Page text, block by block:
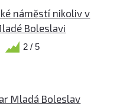
náměstí nikoliv v
Boleslavi
2 / 5
Mladá Boleslav